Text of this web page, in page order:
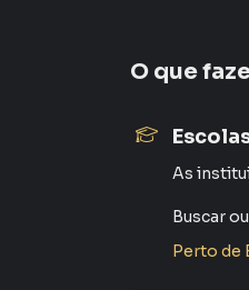
Piscina para
Salão de
Playground ,
Não perca
Entre em
O que
As
Buscar
Perto de